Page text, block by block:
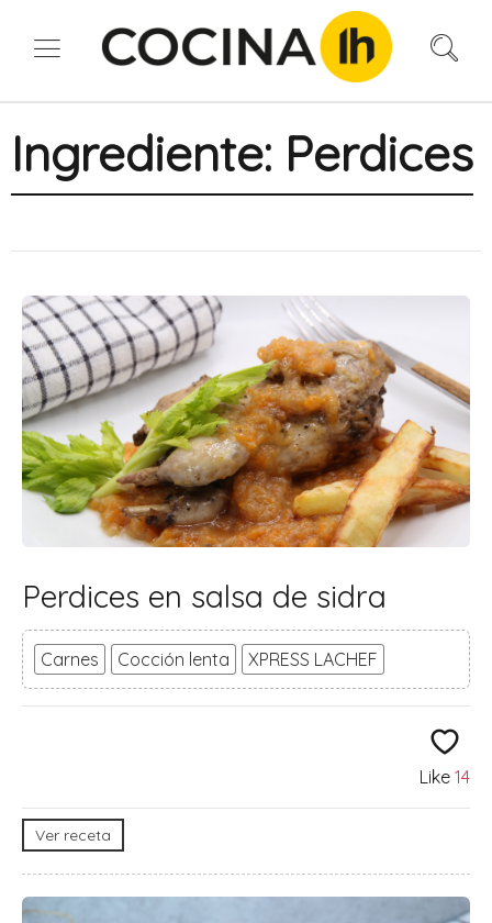
Ingrediente: Perdices
Perdices en salsa de sidra
Carnes Cocción lenta XPRESS LACHEF
Like 14
Ver receta